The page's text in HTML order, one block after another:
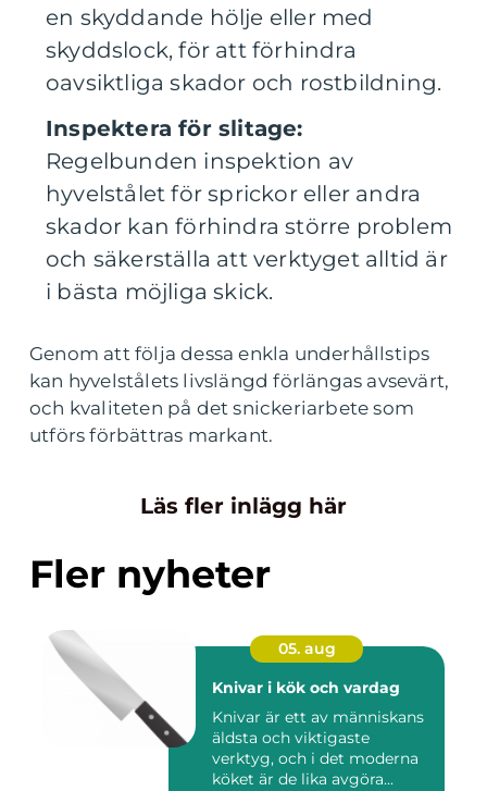
en skyddande hölje eller med
skyddslock, för att förhindra
oavsiktliga skador och rostbildning.
Inspektera för slitage:
Regelbunden inspektion av
hyvelstålet för sprickor eller andra
skador kan förhindra större problem
och säkerställa att verktyget alltid är
i bästa möjliga skick.
Genom att följa dessa enkla underhållstips
kan hyvelstålets livslängd förlängas avsevärt,
och kvaliteten på det snickeriarbete som
utförs förbättras markant.
Läs fler inlägg här
Fler nyheter
05. aug
Knivar i kök och vardag
Knivar är ett av människans
äldsta och viktigaste
verktyg, och i det moderna
köket är de lika avgöra...